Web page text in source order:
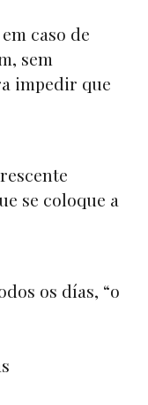
caso de
sem
impedir que
se coloque a
os días, “o